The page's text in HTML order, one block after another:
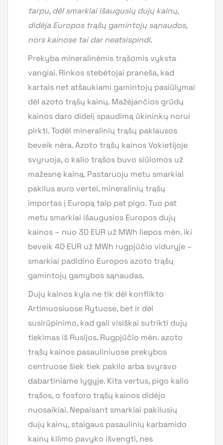
tarpu, dėl smarkiai išaugusių dujų kainų,
didėja Europos trąšų gamintojų sąnaudos,
nors kainose tai dar neatsispindi.
Prekyba mineralinėmis trąšomis vyksta
vangiai. Rinkos stebėtojai praneša, kad
kartais net atšaukiami gamintojų pasiūlymai
dėl azoto trąšų kainų. Mažėjančios grūdų
kainos daro didelį spaudimą ūkininkų norui
pirkti. Todėl mineralinių trąšų paklausos
beveik nėra. Azoto trąšų kainos Vokietijoje
svyruoja, o kalio trąšos buvo siūlomos už
mažesnę kainą. Pastaruoju metu smarkiai
pakilus euro vertei, mineralinių trąšų
importas į Europą taip pat pigo. Tuo pat
metu smarkiai išaugusios Europos dujų
kainos – nuo 30 EUR už MWh liepos mėn. iki
beveik 40 EUR už MWh rugpjūčio viduryje –
smarkiai padidino Europos azoto trąšų
gamintojų gamybos sąnaudas.
Dujų kainos kyla ne tik dėl konflikto
Artimuosiuose Rytuose, bet ir dėl
susirūpinimo, kad gali visiškai sutrikti dujų
tiekimas iš Rusijos. Rugpjūčio mėn. azoto
trąšų kainos pasauliniuose prekybos
centruose šiek tiek pakilo arba svyravo
dabartiniame lygyje. Kita vertus, pigo kalio
trąšos, o fosforo trąšų kainos didėjo
nuosaikiai. Nepaisant smarkiai pakilusių
dujų kainų, staigaus pasaulinių karbamido
kainų kilimo pavyko išvengti, nes